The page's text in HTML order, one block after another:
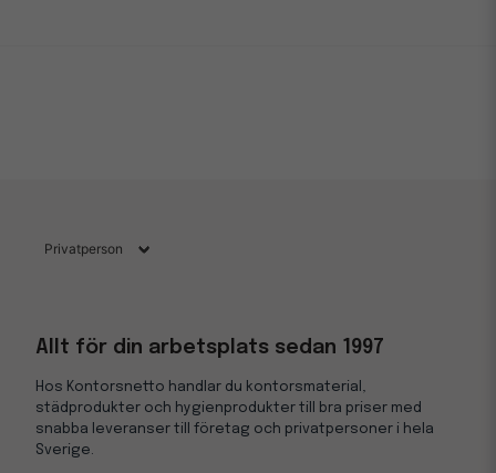
Allt för din arbetsplats sedan 1997
Hos Kontorsnetto handlar du kontorsmaterial,
städprodukter och hygienprodukter till bra priser med
snabba leveranser till företag och privatpersoner i hela
Sverige.